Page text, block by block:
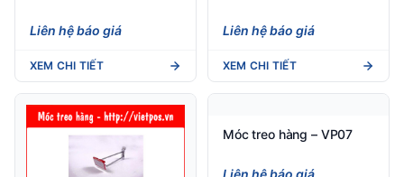
Liên hệ báo giá
XEM CHI TIẾT
Liên hệ báo giá
XEM CHI TIẾT